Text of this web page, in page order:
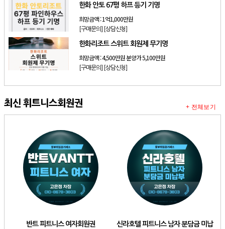
한화 안토 67평 하프 등기 기명
희망금액 :1억1,000만원
[구매문의] [상담신청]
한화리조트 스위트 회원제 무기명
희망금액 :4,500만원 분양가 5,100만원
[구매문의] [상담신청]
최신 휘트니스회원권
반트 피트니스 여자회원권 신라호텔 피트니스 남자 분담금 미납
+ 전체보기